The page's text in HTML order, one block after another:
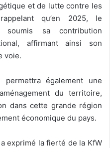
et de lutte contre les
qu’en 2025, le
soumis sa contribution
affirmant ainsi son
voie.
également une
du territoire,
dans cette grande région
économique du pays.
exprimé la fierté de la KfW